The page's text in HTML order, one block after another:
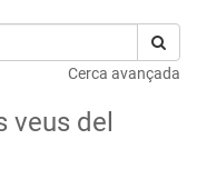
Cerca avançada
veus del